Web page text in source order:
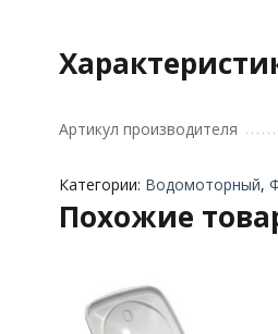
Артикул производителя
Категории: Водомоторный,
Похожие